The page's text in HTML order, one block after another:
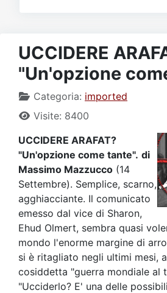
UCCIDERE
"Un'opzione
Categoria: imported
Visite: 8400
UCCIDERE ARAFAT?
"Un'opzione come tante". di
Massimo Mazzucco (14
Settembre). Semplice, scarno,
agghiacciante. Il comunicato
emesso dal vice di Sharon,
Ehud Olmert, sembra quasi
mondo l'enorme margine di
si è ritagliato negli ultimi mesi,
cosiddetta "guerra mondiale al
"Ucciderlo? E' una delle